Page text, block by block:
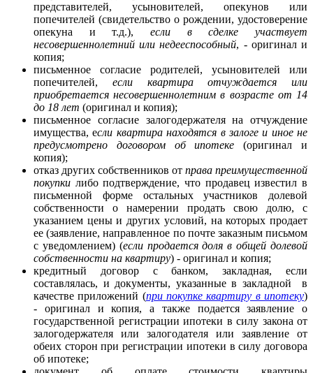
представителей, усыновителей, опекунов или
попечителей (свидетельство о рождении, удостоверение
опекуна и т.д.), если в сделке участвует
несовершеннолетний или недееспособный, - оригинал и
копия;
письменное согласие родителей, усыновителей или
попечителей, если квартира отчуждается или
приобретается несовершеннолетним в возрасте от 14
до 18 лет (оригинал и копия);
письменное согласие залогодержателя на отчуждение
имущества, если квартира находятся в залоге и иное не
предусмотрено договором об ипотеке (оригинал и
копия);
отказ других собственников от права преимущественной
покупки либо подтверждение, что продавец известил в
письменной форме остальных участников долевой
собственности о намерении продать свою долю, с
указанием цены и других условий, на которых продает
ее (заявление, направленное по почте заказным письмом
с уведомлением) (если продается доля в общей долевой
собственности на квартиру) - оригинал и копия;
кредитный договор с банком, закладная, если
составлялась, и документы, указанные в закладной в
качестве приложений (при покупке квартиру в ипотеку)
- оригинал и копия, а также подается заявление о
государственной регистрации ипотеки в силу закона от
залогодержателя или залогодателя или заявление от
обеих сторон при регистрации ипотеки в силу договора
об ипотеке;